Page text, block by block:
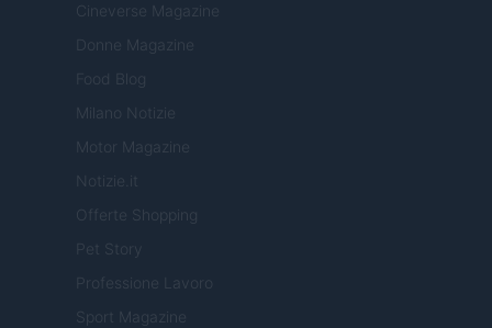
Cineverse Magazine
Donne Magazine
Food Blog
Milano Notizie
Motor Magazine
Notizie.it
Offerte Shopping
Pet Story
Professione Lavoro
Sport Magazine